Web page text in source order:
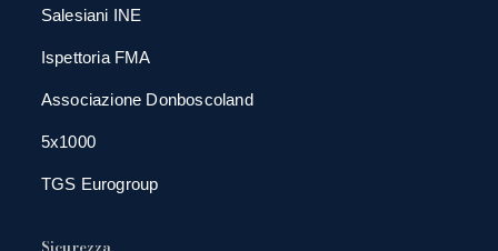
Salesiani INE
Ispettoria FMA
Associazione Donboscoland
5x1000
TGS Eurogroup